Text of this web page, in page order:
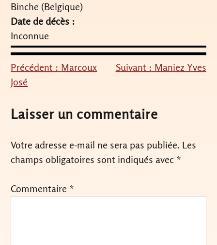
Binche (Belgique)
Date de décès :
Inconnue
Navigation
de
l’article
Précédent : Marcoux
José
Suivant : Maniez Yves
Laisser un commentaire
Votre adresse e-mail ne sera pas publiée. Les
champs obligatoires sont indiqués avec *
Commentaire *